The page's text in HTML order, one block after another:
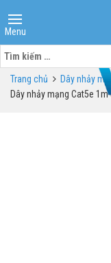
Menu
Tìm
kiếm
cho:Trang chủ Dây nhảy
Dây nhảy mạng Cat5e 1m